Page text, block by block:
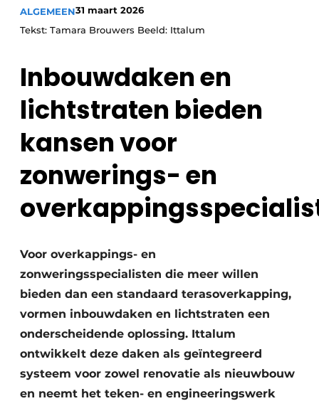
ALGEMEEN31 maart 2026
Tekst: Tamara Brouwers Beeld: Ittalum
Inbouwdaken en
lichtstraten bieden
kansen voor
zonwerings- en
Voor overkappings- en
zonweringsspecialisten die meer willen
bieden dan een standaard terasoverkapping,
vormen inbouwdaken en lichtstraten een
onderscheidende oplossing. Ittalum
ontwikkelt deze daken als geïntegreerd
systeem voor zowel renovatie als nieuwbouw
en neemt het teken- en engineeringswerk